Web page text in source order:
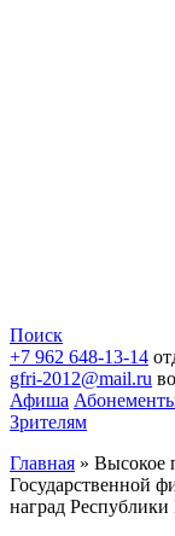
Поиск
+7 962 648-13-14
gfri-2012@mail.ru
Афиша
Зрителям
Главная » Высокое
Государственной
наград